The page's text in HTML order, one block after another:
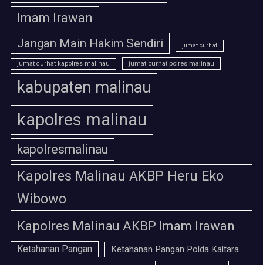
Imam Irawan
Jangan Main Hakim Sendiri jumat curhat
jumat curhat kapolres malinau jumat curhat polres malinau
kabupaten malinau
kapolres malinau
kapolresmalinau
Kapolres Malinau AKBP Heru Eko
Wibowo
Kapolres Malinau AKBP Imam Irawan
Ketahanan Pangan Ketahanan Pangan Polda Kaltara